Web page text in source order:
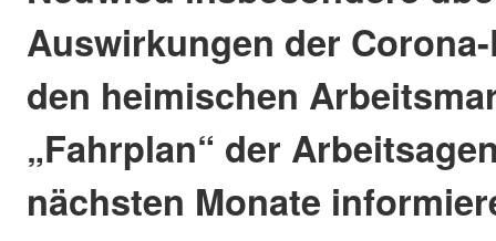
Auswirkungen der
den heimischen
„Fahrplan“ der
nächsten Monate